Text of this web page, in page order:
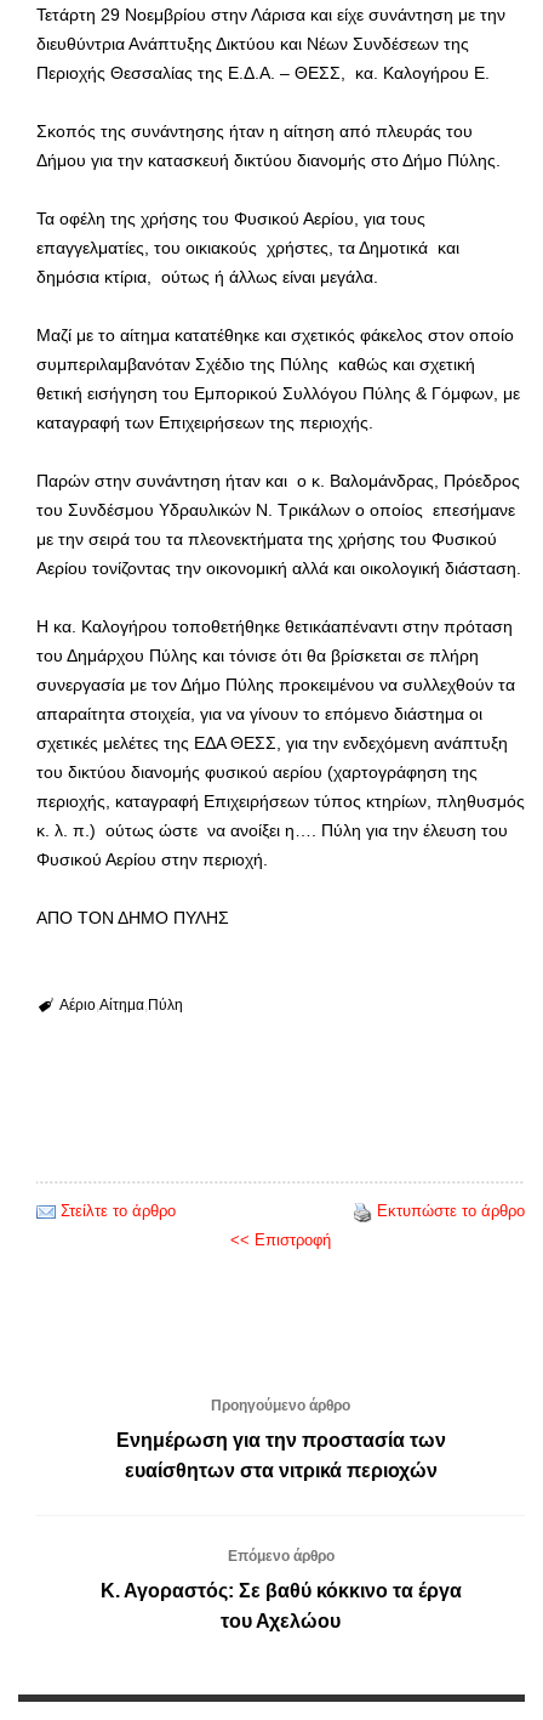
Τετάρτη 29 Νοεμβρίου στην Λάρισα και είχε συνάντηση με την
διευθύντρια Ανάπτυξης Δικτύου και Νέων Συνδέσεων της
Περιοχής Θεσσαλίας της Ε.Δ.Α. – ΘΕΣΣ, κα. Καλογήρου E.
Σκοπός της συνάντησης ήταν η αίτηση από πλευράς του
Δήμου για την κατασκευή δικτύου διανομής στο Δήμο Πύλης.
Τα οφέλη της χρήσης του Φυσικού Αερίου, για τους
επαγγελματίες, του οικιακούς χρήστες, τα Δημοτικά και
δημόσια κτίρια, ούτως ή άλλως είναι μεγάλα.
Μαζί με το αίτημα κατατέθηκε και σχετικός φάκελος στον οποίο
συμπεριλαμβανόταν Σχέδιο της Πύλης καθώς και σχετική
θετική εισήγηση του Εμπορικού Συλλόγου Πύλης & Γόμφων, με
καταγραφή των Επιχειρήσεων της περιοχής.
Παρών στην συνάντηση ήταν και ο κ. Βαλομάνδρας, Πρόεδρος
του Συνδέσμου Υδραυλικών Ν. Τρικάλων ο οποίος επεσήμανε
με την σειρά του τα πλεονεκτήματα της χρήσης του Φυσικού
Αερίου τονίζοντας την οικονομική αλλά και οικολογική διάσταση.
Η κα. Καλογήρου τοποθετήθηκε θετικάαπέναντι στην πρόταση
του Δημάρχου Πύλης και τόνισε ότι θα βρίσκεται σε πλήρη
συνεργασία με τον Δήμο Πύλης προκειμένου να συλλεχθούν τα
απαραίτητα στοιχεία, για να γίνουν το επόμενο διάστημα οι
σχετικές μελέτες της ΕΔΑ ΘΕΣΣ, για την ενδεχόμενη ανάπτυξη
του δικτύου διανομής φυσικού αερίου (χαρτογράφηση της
περιοχής, καταγραφή Επιχειρήσεων τύπος κτηρίων, πληθυσμός
κ. λ. π.) ούτως ώστε να ανοίξει η…. Πύλη για την έλευση του
Φυσικού Αερίου στην περιοχή.
ΑΠΟ ΤΟΝ ΔΗΜΟ ΠΥΛΗΣ
Αέριο Αίτημα Πύλη
Στείλτε το άρθρο
Εκτυπώστε το άρθρο
<< Επιστροφή
Προηγούμενο άρθρο
Ενημέρωση για την προστασία των
ευαίσθητων στα νιτρικά περιοχών
Επόμενο άρθρο
Κ. Αγοραστός: Σε βαθύ κόκκινο τα έργα
του Αχελώου